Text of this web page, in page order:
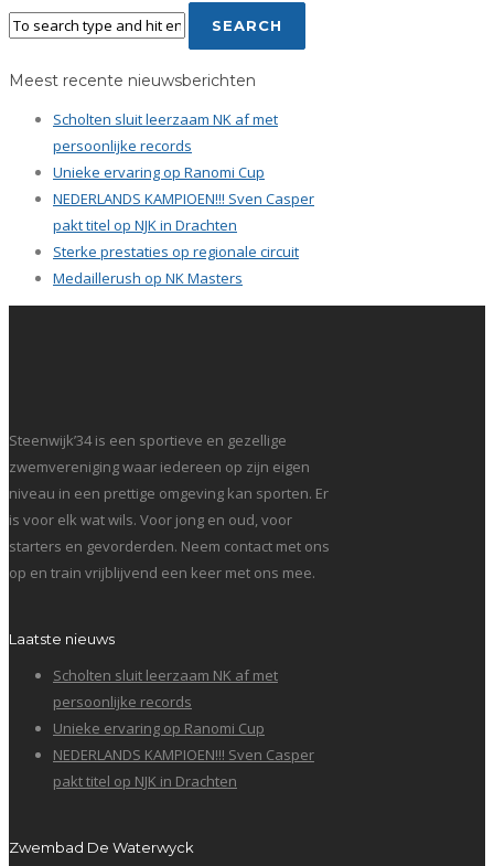
Meest recente nieuwsberichten
Scholten sluit leerzaam NK af met
persoonlijke records
Unieke ervaring op Ranomi Cup
NEDERLANDS KAMPIOEN!!! Sven Casper
pakt titel op NJK in Drachten
Sterke prestaties op regionale circuit
Medaillerush op NK Masters
Steenwijk’34 is een sportieve en gezellige
zwemvereniging waar iedereen op zijn eigen
niveau in een prettige omgeving kan sporten. Er
is voor elk wat wils. Voor jong en oud, voor
starters en gevorderden. Neem contact met ons
op en train vrijblijvend een keer met ons mee.
Laatste nieuws
Scholten sluit leerzaam NK af met
persoonlijke records
Unieke ervaring op Ranomi Cup
NEDERLANDS KAMPIOEN!!! Sven Casper
pakt titel op NJK in Drachten
Zwembad De Waterwyck